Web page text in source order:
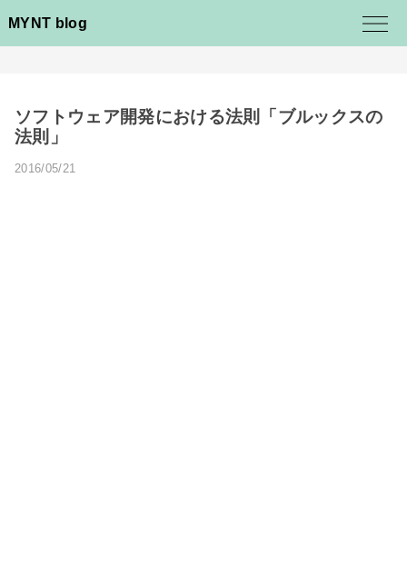
MYNT blog
ソフトウェア開発における法則「ブルックスの
法則」
2016/05/21